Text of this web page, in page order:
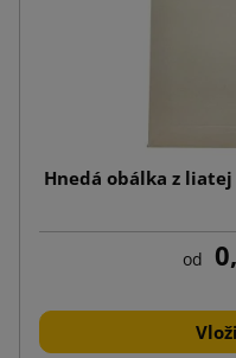
Hnedá obálka z
od